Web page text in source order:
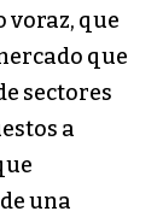
voraz, que
que
sectores
a
una